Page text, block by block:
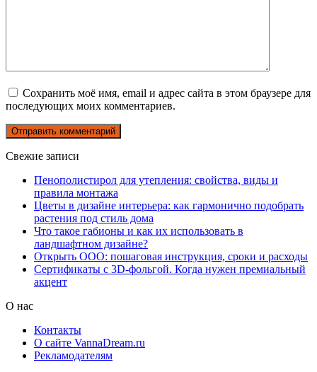
Сохранить моё имя, email и адрес сайта в этом браузере для
последующих моих комментариев.
Свежие записи
Пенополистирол для утепления: свойства, виды и
правила монтажа
Цветы в дизайне интерьера: как гармонично подобрать
растения под стиль дома
Что такое габионы и как их использовать в
ландшафтном дизайне?
Открыть ООО: пошаговая инструкция, сроки и расходы
Сертификаты с 3D-фольгой. Когда нужен премиальный
акцент
О нас
Контакты
О сайте VannaDream.ru
Рекламодателям